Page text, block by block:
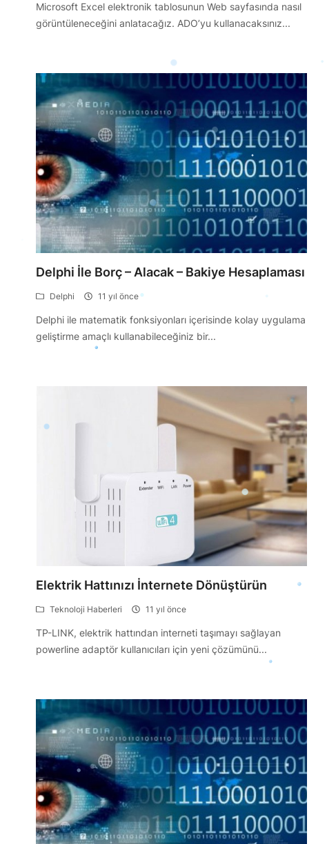
Microsoft Excel elektronik tablosunun Web sayfasında nasıl
görüntüleneceğini anlatacağız. ADO’yu kullanacaksınız...
Delphi İle Borç – Alacak – Bakiye Hesaplaması
Delphi 11 yıl önce
Delphi ile matematik fonksiyonları içerisinde kolay uygulama
geliştirme amaçlı kullanabileceğiniz bir...
Elektrik Hattınızı İnternete Dönüştürün
Teknoloji Haberleri 11 yıl önce
TP-LINK, elektrik hattından interneti taşımayı sağlayan
powerline adaptör kullanıcıları için yeni çözümünü...